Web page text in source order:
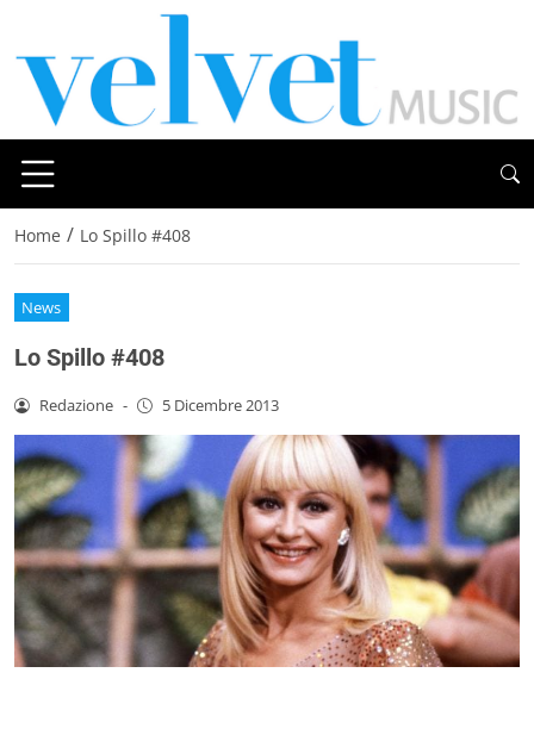
Home / Lo Spillo #408
News
Lo Spillo #408
Redazione - 5 Dicembre 2013